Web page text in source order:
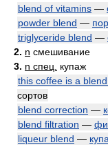
blend of vitamins —
powder blend —
triglyceride blend —
2. n смешивание
3. n спец.
купаж
this coffee is a
сортов
blend correction —
blend filtration —
liqueur blend —